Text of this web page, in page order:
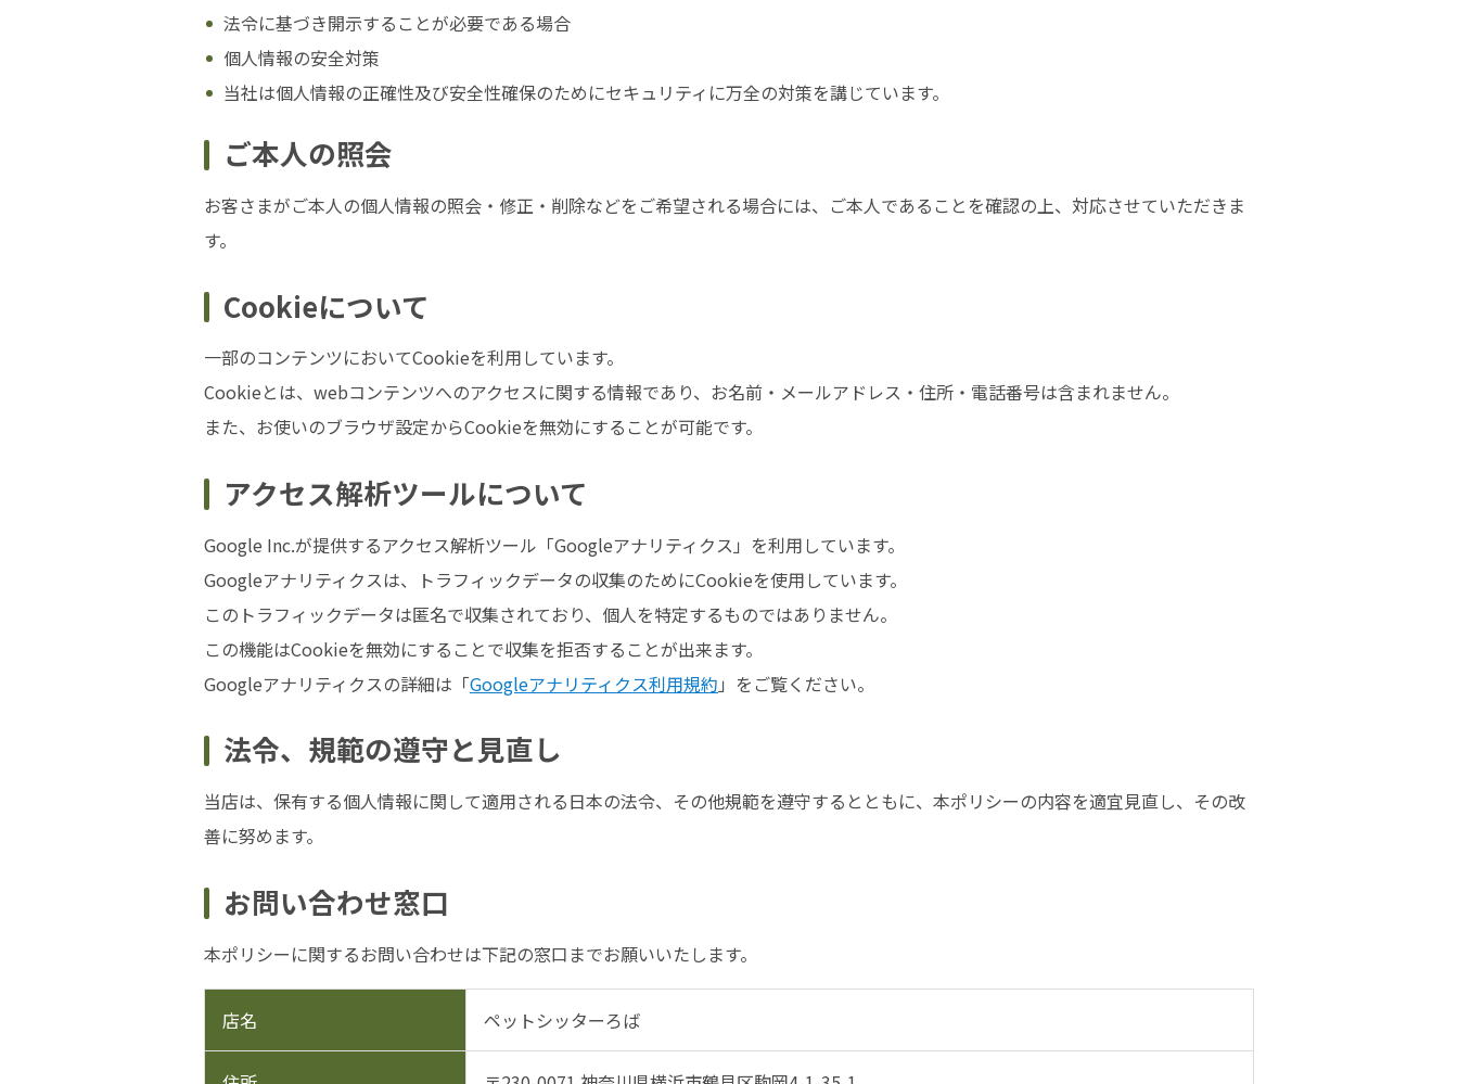
法令に基づき開示することが必要である場合
個人情報の安全対策
当社は個人情報の正確性及び安全性確保のためにセキュリティに万全の対策を講じています。
ご本人の照会
お客さまがご本人の個人情報の照会・修正・削除などをご希望される場合には、ご本人であることを確認の上、対応させていただきま
す。
Cookieについて
一部のコンテンツにおいてCookieを利用しています。
Cookieとは、webコンテンツへのアクセスに関する情報であり、お名前・メールアドレス・住所・電話番号は含まれません。
また、お使いのブラウザ設定からCookieを無効にすることが可能です。
アクセス解析ツールについて
Google Inc.が提供するアクセス解析ツール「Googleアナリティクス」を利用しています。
Googleアナリティクスは、トラフィックデータの収集のためにCookieを使用しています。
このトラフィックデータは匿名で収集されており、個人を特定するものではありません。
この機能はCookieを無効にすることで収集を拒否することが出来ます。
Googleアナリティクスの詳細は「Googleアナリティクス利用規約 」をご覧ください。
法令、規範の遵守と見直し
当店は、保有する個人情報に関して適用される日本の法令、その他規範を遵守するとともに、本ポリシーの内容を適宜見直し、その改
善に努めます。
お問い合わせ窓口
本ポリシーに関するお問い合わせは下記の窓口までお願いいたします。
店名 ペットシッターろば